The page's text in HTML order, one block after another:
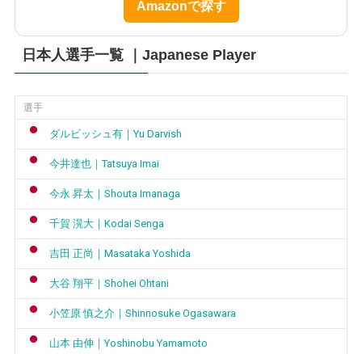
Amazonで探す
日本人選手一覧 ｜Japanese Player
選手
ダルビッシュ有｜Yu Darvish
今井達也｜Tatsuya Imai
今永 昇太｜Shouta Imanaga
千賀 滉大｜Kodai Senga
吉田 正尚｜Masataka Yoshida
大谷 翔平｜Shohei Ohtani
小笠原 慎之介｜Shinnosuke Ogasawara
山本 由伸｜Yoshinobu Yamamoto